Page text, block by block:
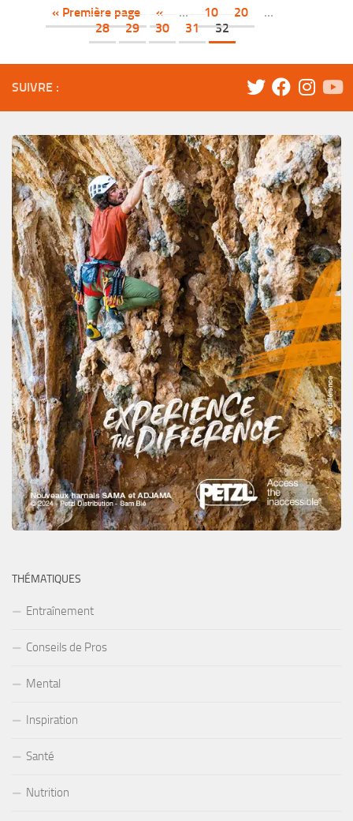
« Première page « … 10 20
…
28
29 30 31 32
SUIVRE :
THÉMATIQUES
Entraînement
Conseils de Pros
Mental
Inspiration
Santé
Nutrition